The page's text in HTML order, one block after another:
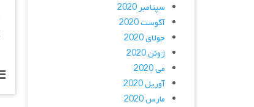
سپتامبر 2020
آگوست 2020
جولای 2020
ژوئن 2020
می 2020
آوریل 2020
مارس 2020